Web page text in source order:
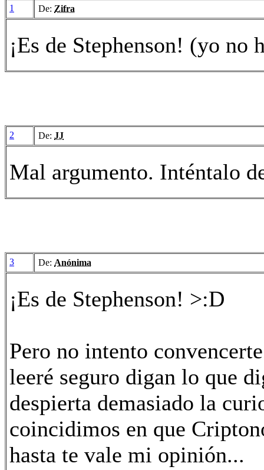
1 De: Zifra
¡Es de Stephenson! (yo
2 De: JJ
Mal argumento. Inténtalo
3 De: Anónima
¡Es de Stephenson! >:D
Pero no intento
leeré seguro digan lo que
despierta demasiado la
coincidimos en que
hasta te vale mi opinión...